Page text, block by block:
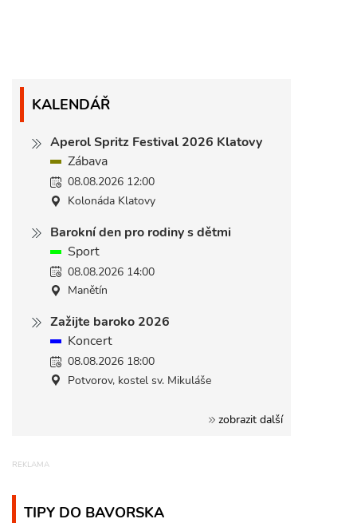
KALENDÁŘ
Aperol Spritz Festival 2026 Klatovy
Zábava
08.08.2026 12:00
Kolonáda Klatovy
Barokní den pro rodiny s dětmi
Sport
08.08.2026 14:00
Manětín
Zažijte baroko 2026
Koncert
08.08.2026 18:00
Potvorov, kostel sv. Mikuláše
zobrazit další
TIPY DO BAVORSKA